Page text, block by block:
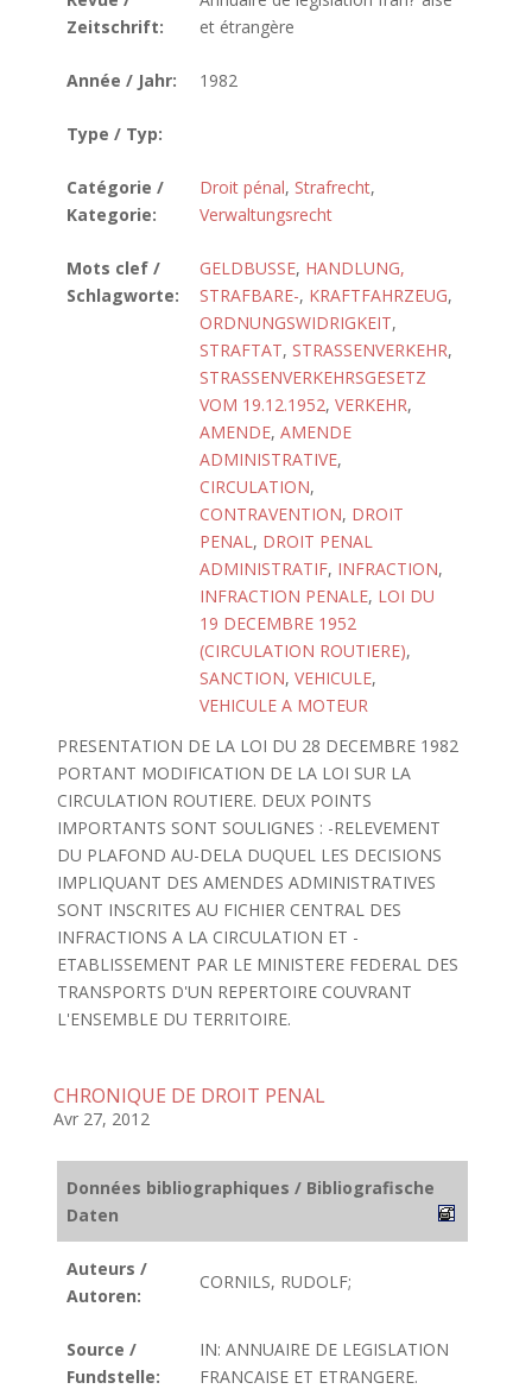
Zeitschrift:
et étrangère
Année / Jahr: 1982
Type / Typ:
Catégorie /
Kategorie:
Droit pénal, Strafrecht,
Verwaltungsrecht
Mots clef /
Schlagworte:
GELDBUSSE, HANDLUNG,
STRAFBARE-, KRAFTFAHRZEUG,
ORDNUNGSWIDRIGKEIT,
STRAFTAT, STRASSENVERKEHR,
STRASSENVERKEHRSGESETZ
VOM 19.12.1952, VERKEHR,
AMENDE, AMENDE
ADMINISTRATIVE,
CIRCULATION,
CONTRAVENTION, DROIT
PENAL, DROIT PENAL
ADMINISTRATIF, INFRACTION,
INFRACTION PENALE, LOI DU
19 DECEMBRE 1952
(CIRCULATION ROUTIERE),
SANCTION, VEHICULE,
VEHICULE A MOTEUR
PRESENTATION DE LA LOI DU 28 DECEMBRE 1982
PORTANT MODIFICATION DE LA LOI SUR LA
CIRCULATION ROUTIERE. DEUX POINTS
IMPORTANTS SONT SOULIGNES : -RELEVEMENT
DU PLAFOND AU-DELA DUQUEL LES DECISIONS
IMPLIQUANT DES AMENDES ADMINISTRATIVES
SONT INSCRITES AU FICHIER CENTRAL DES
INFRACTIONS A LA CIRCULATION ET -
ETABLISSEMENT PAR LE MINISTERE FEDERAL DES
TRANSPORTS D'UN REPERTOIRE COUVRANT
L'ENSEMBLE DU TERRITOIRE.
CHRONIQUE DE DROIT PENAL
Avr 27, 2012
Données bibliographiques / Bibliografische
Daten
Auteurs /
Autoren:
CORNILS, RUDOLF;
Source /
Fundstelle:
IN: ANNUAIRE DE LEGISLATION
FRANCAISE ET ETRANGERE.